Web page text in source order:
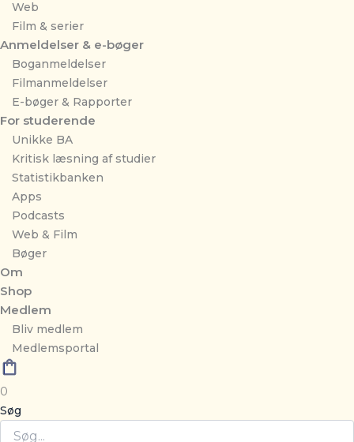
Web
Film & serier
Anmeldelser & e-bøger
Boganmeldelser
Filmanmeldelser
E-bøger & Rapporter
For studerende
Unikke BA
Kritisk læsning af studier
Statistikbanken
Apps
Podcasts
Web & Film
Bøger
Om
Shop
Medlem
Bliv medlem
Medlemsportal
0
Søg